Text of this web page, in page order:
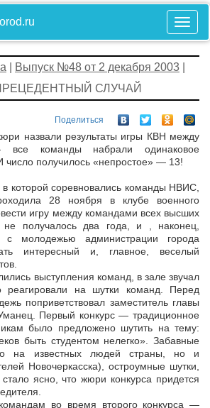
Выпуск №48 от 2 декабря 2003
СЛУЧАЙ
Поделиться
назвали результаты игры КВН между
команды набрали одинаковое
число получилось «непростое» — 13!
в которой соревновались команды НВИС,
28 ноября в клубе военного
игру между командами всех высших
не получалось два года, и , наконец,
молодежью администрации города
интересный и, главное, веселый
выступления команд, в зале звучал
реагировали на шутки команд. Перед
поприветствовал заместитель главы
Первый конкурс — традиционное
было предложено шутить на тему:
быть студентом нелегко». Забавные
на известных людей страны, но и
Новочеркасска), остроумные шутки,
ясно, что жюри конкурса придется
во время второго конкурса —